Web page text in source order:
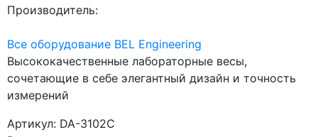
Производитель:
Все оборудование BEL Engineering
Высококачественные лабораторные весы,
сочетающие в себе элегантный дизайн и точность
измерений
Артикул: DA-3102C